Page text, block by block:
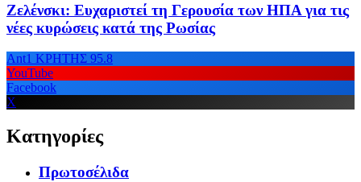
Ζελένσκι: Ευχαριστεί τη Γερουσία των ΗΠΑ για τις
νέες κυρώσεις κατά της Ρωσίας
Ant1 ΚΡΗΤΗΣ 95.8
YouTube
Facebook
X
Κατηγορίες
Πρωτοσέλιδα